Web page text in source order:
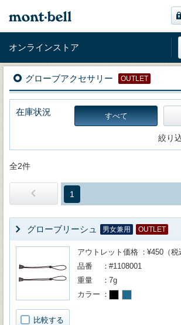
オンラインストア
グローブアクセサリー OUTLET
在庫状況 すべて
絞り
全2件
1
グローブリーシュ 男女兼用 OUTLET
比較する
アウトレット価格
¥450（税
品番
#1108001
重量
7g
カラー